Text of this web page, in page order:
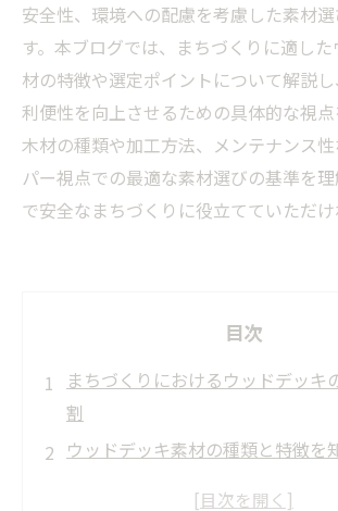
安全性、環境への配慮を考慮した素材
す。本ブログでは、まちづくりに適し
材の特徴や選定ポイントについて解説
利便性を向上させるための具体的な視点
木材の種類や加工方法、メンテナンス
パー視点での最適な素材選びの基準を
で安全なまちづくりに役立てていただけ
目次
まちづくりにおけるウッドデッキ
割
ウッドデッキ素材の種類と特徴を
耐久性と安全性を考慮した素材選